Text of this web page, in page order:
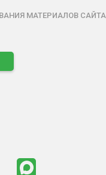
МАТЕРИАЛОВ САЙТА